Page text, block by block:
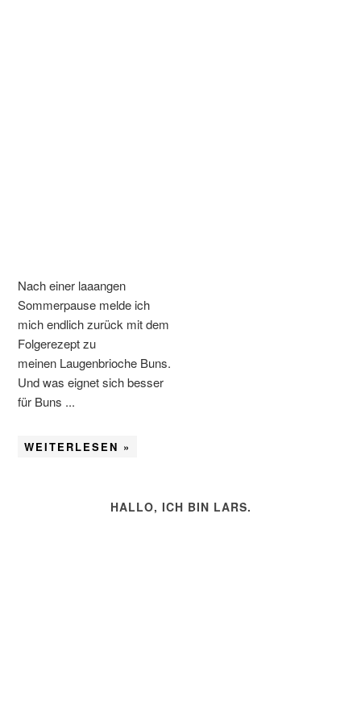
Nach einer laaangen
Sommerpause melde ich
mich endlich zurück mit dem
Folgerezept zu
meinen Laugenbrioche Buns.
Und was eignet sich besser
für Buns ...
WEITERLESEN »
HALLO, ICH BIN LARS.